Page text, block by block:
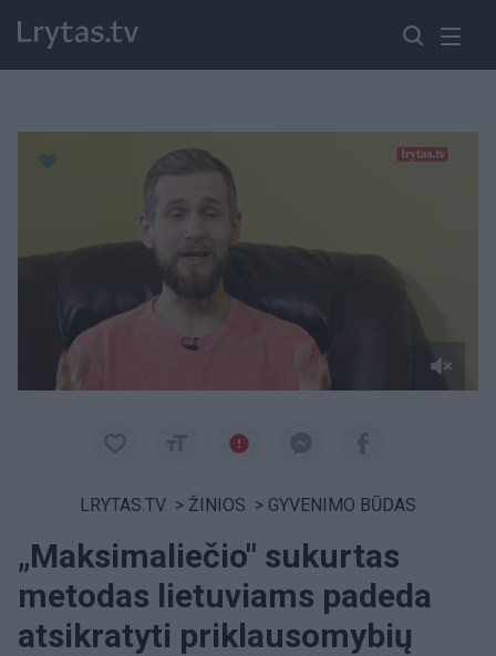
LRYTAS.TV > ŽINIOS > GYVENIMO BŪDAS
„Maksimaliečio" sukurtas
metodas lietuviams padeda
atsikratyti priklausomybių